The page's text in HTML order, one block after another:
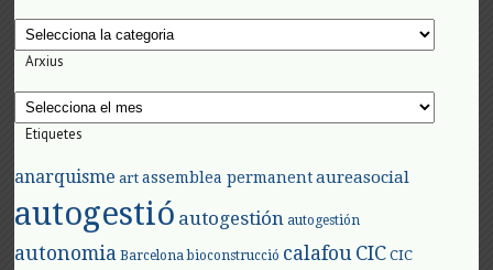
Categories
Arxius
Arxius
Etiquetes
anarquisme art assemblea permanent aureasocial
autogestió autogestión autogestión
autonomia Barcelona bioconstrucció calafouCIC CIC